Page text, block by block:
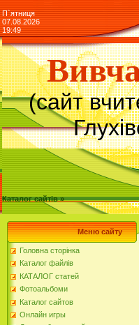
П`ятниця
07.08.2026
19:49
(сайт
Каталог сайтів »
Меню сайту
Головна сторінка
Каталог файлів
КАТАЛОГ статей
Фотоальбоми
Каталог сайтов
Онлайн игры